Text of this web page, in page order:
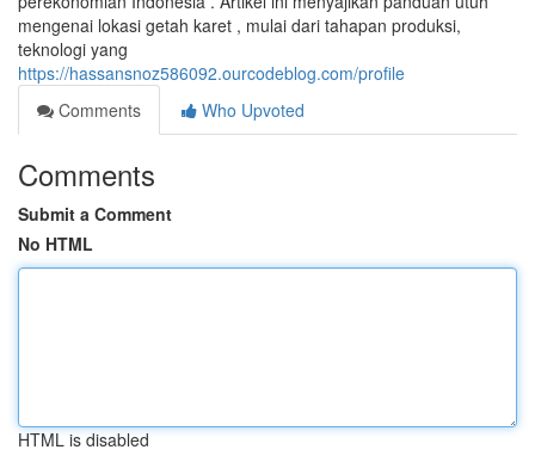
mengenai lokasi getah karet , mulai dari tahapan produksi,
teknologi yang
https://hassansnoz586092.ourcodeblog.com/profile
Comments
Who Upvoted
Comments
Submit a Comment
No HTML
HTML is disabled